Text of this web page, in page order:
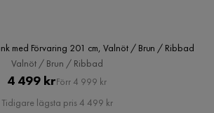
med Förvaring 201 cm, Valnöt / Brun / Ribbad
Valnöt / Brun / Ribbad
Pris
4 499 krOriginal
Pris
Förr 4 999 kr
Tidigare lägsta pris 4 499 kr